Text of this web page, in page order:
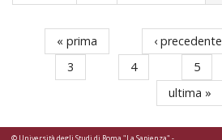
Pagine
« prima ‹ precedente
3
4 5
ultima »